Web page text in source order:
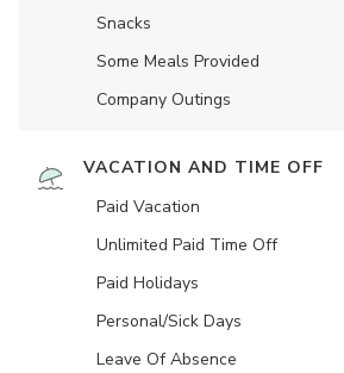
Snacks
Some Meals Provided
Company Outings
VACATION AND TIME OFF
Paid Vacation
Unlimited Paid Time Off
Paid Holidays
Personal/Sick Days
Leave Of Absence